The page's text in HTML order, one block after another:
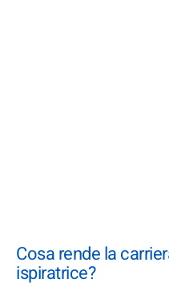
Cosa rende la
ispiratrice?